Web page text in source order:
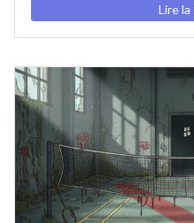
Lire